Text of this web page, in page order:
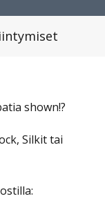
shown!?
Silkit tai